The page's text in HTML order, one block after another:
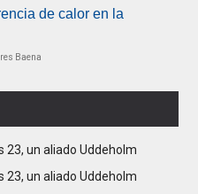
de calor en la
Baena
23, un aliado Uddeholm
23, un aliado Uddeholm